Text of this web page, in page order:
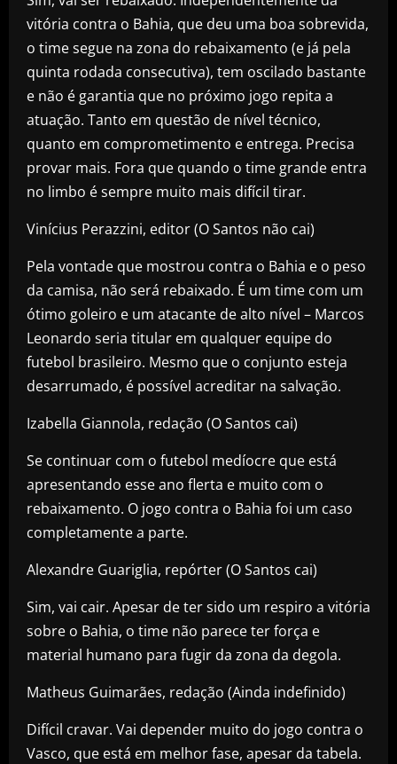
vitória contra o Bahia, que deu uma boa sobrevida,
o time segue na zona do rebaixamento (e já pela
quinta rodada consecutiva), tem oscilado bastante
e não é garantia que no próximo jogo repita a
atuação. Tanto em questão de nível técnico,
quanto em comprometimento e entrega. Precisa
provar mais. Fora que quando o time grande entra
no limbo é sempre muito mais difícil tirar.
Vinícius Perazzini, editor (O Santos não cai)
Pela vontade que mostrou contra o Bahia e o peso
da camisa, não será rebaixado. É um time com um
ótimo goleiro e um atacante de alto nível – Marcos
Leonardo seria titular em qualquer equipe do
futebol brasileiro. Mesmo que o conjunto esteja
desarrumado, é possível acreditar na salvação.
Izabella Giannola, redação (O Santos cai)
Se continuar com o futebol medíocre que está
apresentando esse ano flerta e muito com o
rebaixamento. O jogo contra o Bahia foi um caso
completamente a parte.
Alexandre Guariglia, repórter (O Santos cai)
Sim, vai cair. Apesar de ter sido um respiro a vitória
sobre o Bahia, o time não parece ter força e
material humano para fugir da zona da degola.
Matheus Guimarães, redação (Ainda indefinido)
Difícil cravar. Vai depender muito do jogo contra o
Vasco, que está em melhor fase, apesar da tabela.